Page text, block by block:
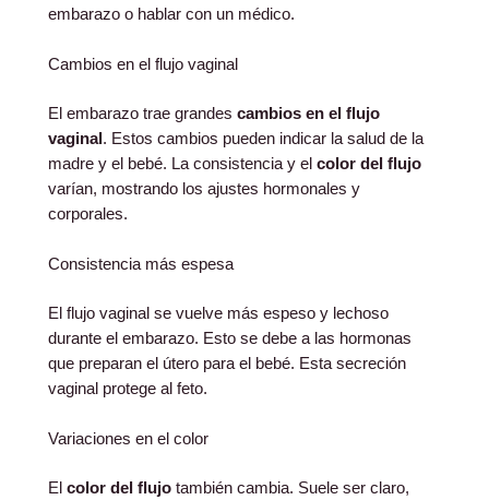
embarazo o hablar con un médico.
Cambios en el flujo vaginal
El embarazo trae grandes cambios en el flujo
vaginal . Estos cambios pueden indicar la salud de la
madre y el bebé. La consistencia y el color del flujo
varían, mostrando los ajustes hormonales y
corporales.
Consistencia más espesa
El flujo vaginal se vuelve más espeso y lechoso
durante el embarazo. Esto se debe a las hormonas
que preparan el útero para el bebé. Esta secreción
vaginal protege al feto.
Variaciones en el color
El color del flujo también cambia. Suele ser claro,